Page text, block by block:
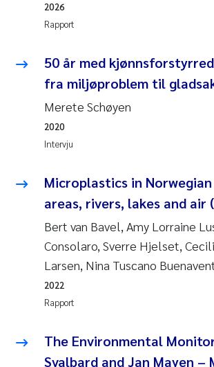
Kathinka Fürst
Caroline Enge
Hans Nicolai Adam
Mari Moren
Paula Brighytte Ocampo Ramon
Liv Bente Skancke
Maeve McGovern
Erling Aarhus Bratsberg
Heleen de Wit
Rapport
2026
50 år med
fra miljøproblem til
Merete Schøyen
Intervju
2020
Microplastics in
areas, rivers, lakes and air
Bert van Bavel, Amy Lorraine
Consolaro, Sverre Hjelset,
Larsen, Nina Tuscano
Rapport
2022
The Environmental
Svalbard and Jan Mayen –